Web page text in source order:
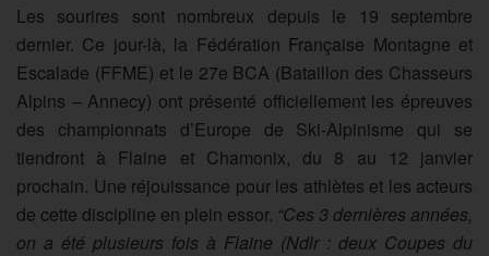
Les sourires sont nombreux depuis le 19 septembre
dernier. Ce jour-là, la Fédération Française Montagne et
Escalade (FFME) et le 27e BCA (Bataillon des Chasseurs
Alpins – Annecy) ont présenté officiellement les épreuves
des championnats d’Europe de Ski-Alpinisme qui se
tiendront à Flaine et Chamonix, du 8 au 12 janvier
prochain. Une réjouissance pour les athlètes et les acteurs
de cette discipline en plein essor. “Ces 3 dernières années,
on a été plusieurs fois à Flaine (Ndlr : deux Coupes du